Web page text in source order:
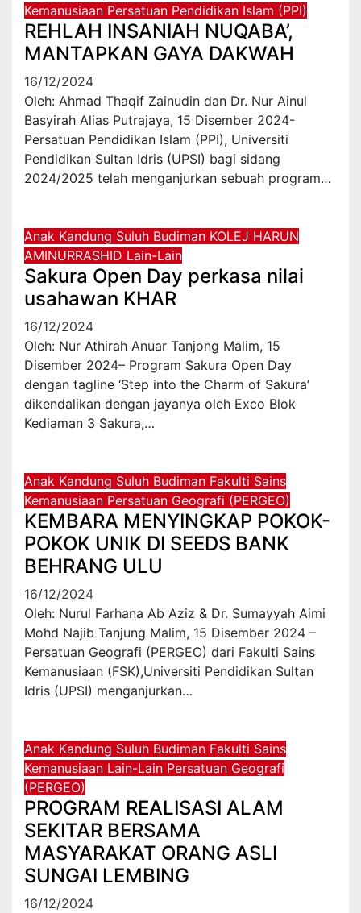
Kemanusiaan Persatuan Pendidikan Islam (PPI)
REHLAH INSANIAH NUQABA’,
MANTAPKAN GAYA DAKWAH
16/12/2024
Oleh: Ahmad Thaqif Zainudin dan Dr. Nur Ainul
Basyirah Alias Putrajaya, 15 Disember 2024-
Persatuan Pendidikan Islam (PPI), Universiti
Pendidikan Sultan Idris (UPSI) bagi sidang
2024/2025 telah menganjurkan sebuah program…
Anak Kandung Suluh Budiman KOLEJ HARUN
AMINURRASHID Lain-Lain
Sakura Open Day perkasa nilai
usahawan KHAR
16/12/2024
Oleh: Nur Athirah Anuar Tanjong Malim, 15
Disember 2024– Program Sakura Open Day
dengan tagline ‘Step into the Charm of Sakura’
dikendalikan dengan jayanya oleh Exco Blok
Kediaman 3 Sakura,…
Anak Kandung Suluh Budiman Fakulti Sains
Kemanusiaan Persatuan Geografi (PERGEO)
KEMBARA MENYINGKAP POKOK-
POKOK UNIK DI SEEDS BANK
BEHRANG ULU
16/12/2024
Oleh: Nurul Farhana Ab Aziz & Dr. Sumayyah Aimi
Mohd Najib Tanjung Malim, 15 Disember 2024 –
Persatuan Geografi (PERGEO) dari Fakulti Sains
Kemanusiaan (FSK),Universiti Pendidikan Sultan
Idris (UPSI) menganjurkan…
Anak Kandung Suluh Budiman Fakulti Sains
Kemanusiaan Lain-Lain Persatuan Geografi
(PERGEO)
PROGRAM REALISASI ALAM
SEKITAR BERSAMA
MASYARAKAT ORANG ASLI
SUNGAI LEMBING
16/12/2024